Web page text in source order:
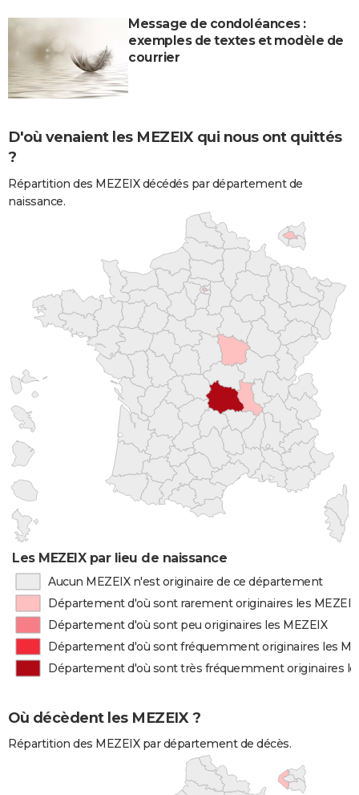
Message de condoléances :
exemples de textes et modèle de
courrier
D'où venaient les MEZEIX qui nous ont quittés
?
Répartition des MEZEIX décédés par département de
naissance.
Les MEZEIX par lieu de naissance
Aucun MEZEIX n'est originaire de ce département
Département d'où sont rarement originaires les MEZEIX
Département d'où sont peu originaires les MEZEIX
Département d'où sont fréquemment originaires les
Département d'où sont très fréquemment originaires
Où décèdent les MEZEIX ?
Répartition des MEZEIX par département de décès.